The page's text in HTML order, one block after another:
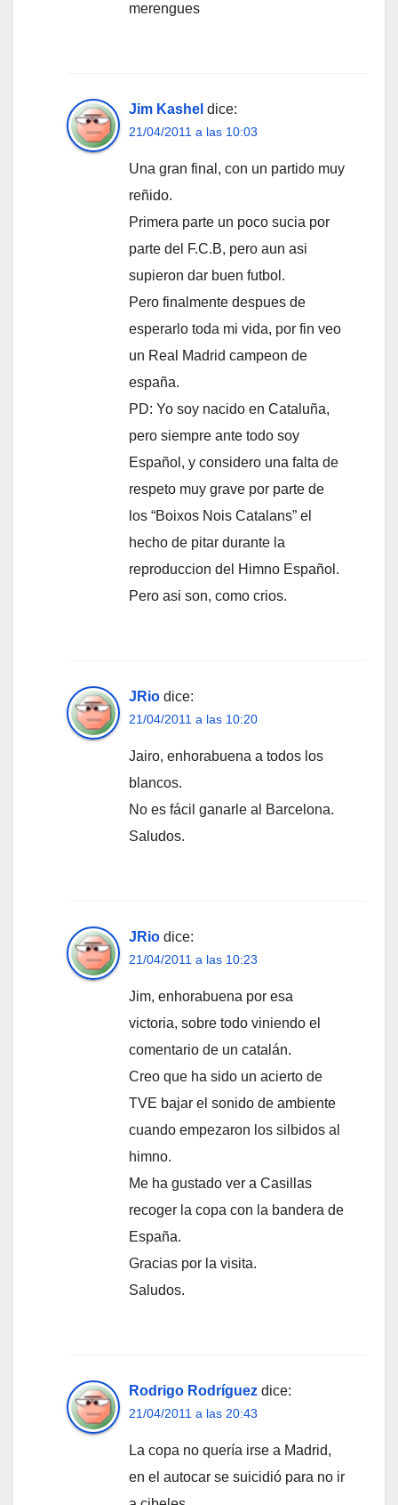
merengues
Jim Kashel dice:
21/04/2011 a las 10:03
Una gran final, con un partido muy
reñido.
Primera parte un poco sucia por
parte del F.C.B, pero aun asi
supieron dar buen futbol.
Pero finalmente despues de
esperarlo toda mi vida, por fin veo
un Real Madrid campeon de
españa.
PD: Yo soy nacido en Cataluña,
pero siempre ante todo soy
Español, y considero una falta de
respeto muy grave por parte de
los “Boixos Nois Catalans” el
hecho de pitar durante la
reproduccion del Himno Español.
Pero asi son, como crios.
JRio dice:
21/04/2011 a las 10:20
Jairo, enhorabuena a todos los
blancos.
No es fácil ganarle al Barcelona.
Saludos.
JRio dice:
21/04/2011 a las 10:23
Jim, enhorabuena por esa
victoria, sobre todo viniendo el
comentario de un catalán.
Creo que ha sido un acierto de
TVE bajar el sonido de ambiente
cuando empezaron los silbidos al
himno.
Me ha gustado ver a Casillas
recoger la copa con la bandera de
España.
Gracias por la visita.
Saludos.
Rodrigo Rodríguez dice:
21/04/2011 a las 20:43
La copa no quería irse a Madrid,
en el autocar se suicidió para no ir